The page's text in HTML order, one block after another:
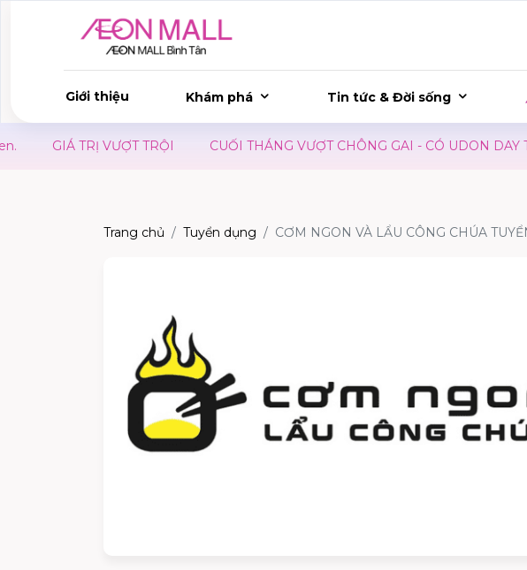
Giới thiệu Khám phá Tin tức & Đời sống
GIÁ TRỊ VƯỢT TRỘI CUỐI THÁNG VƯỢT CHÔNG GAI - CÓ UDON DAY TIẾP
Trang chủ Tuyển dụng CƠM NGON VÀ LẨU CÔNG CHÚA